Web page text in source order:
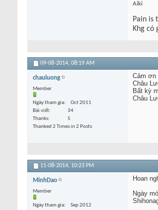
Aiki
Pain is
Khg có
09-08-2014, 08:19 AM
chauluong
Member
Ngày tham gia
Oct 2011
Bài viết
34
Thanks
5
Thanked 2 Times in 2 Posts
Cảm ơn
Châu
Bất kỳ
Châu
11-08-2014, 10:23 PM
MinhDao
Member
Ngày tham gia
Sep 2012
Hoan
Ngày